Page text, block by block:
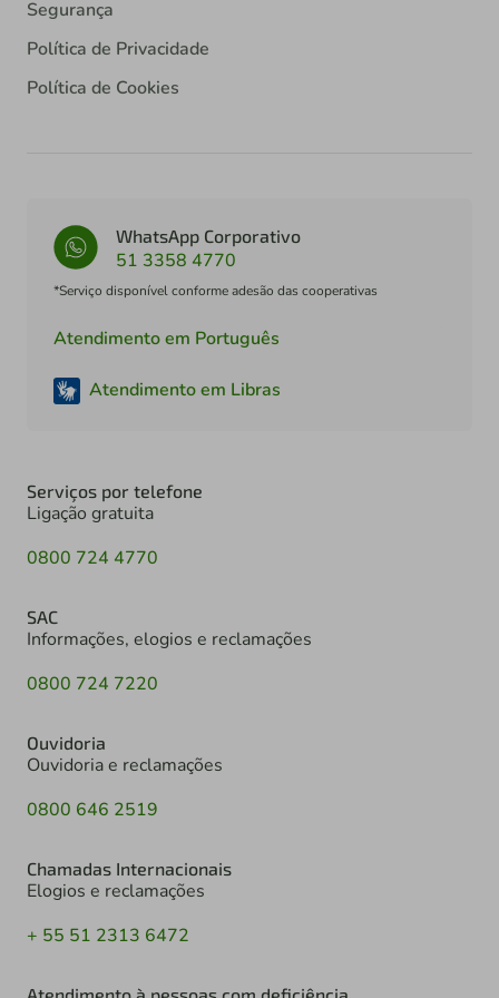
Segurança
Política de Privacidade
Política de Cookies
WhatsApp Corporativo
51 3358 4770
*Serviço disponível conforme adesão das cooperativas
Atendimento em Português
Atendimento em Libras
Serviços por telefone
Ligação gratuita
0800 724 4770
SAC
Informações, elogios e reclamações
0800 724 7220
Ouvidoria
Ouvidoria e reclamações
0800 646 2519
Chamadas Internacionais
Elogios e reclamações
+ 55 51 2313 6472